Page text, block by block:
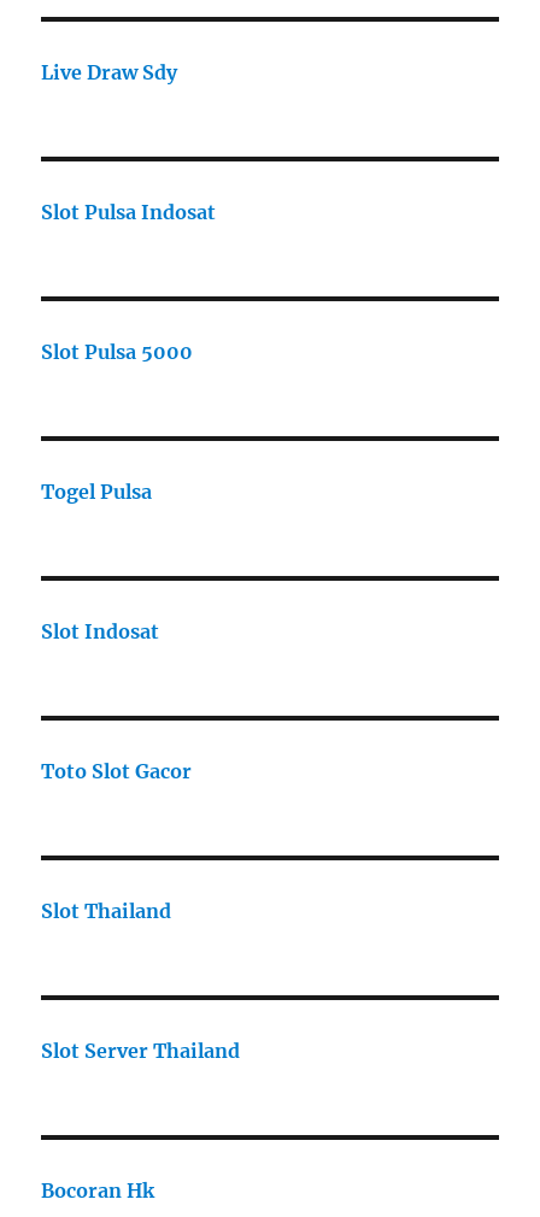
Live Draw Sdy
Slot Pulsa Indosat
Slot Pulsa 5000
Togel Pulsa
Slot Indosat
Toto Slot Gacor
Slot Thailand
Slot Server Thailand
Bocoran Hk